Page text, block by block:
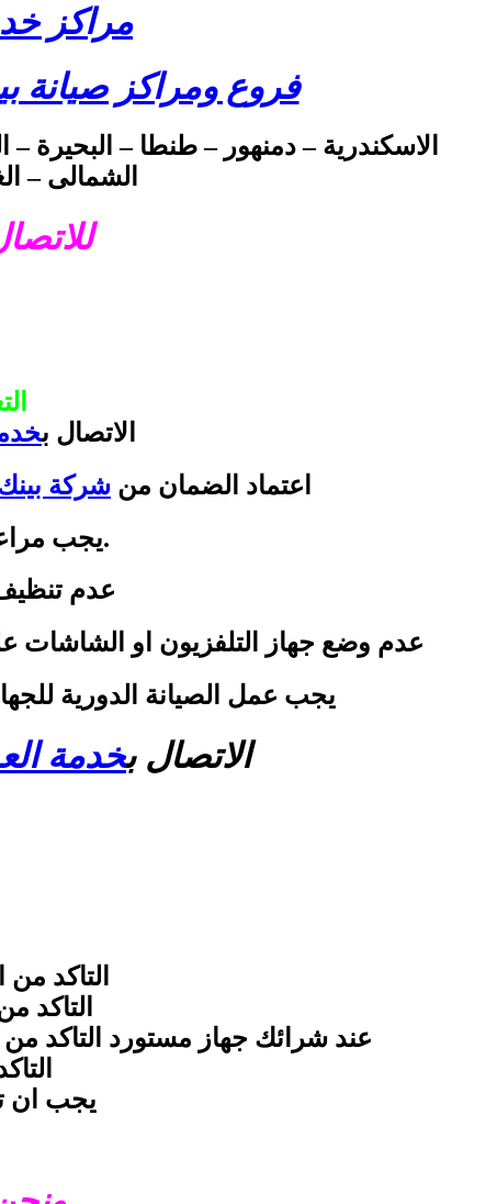
مراكز
فروع ومراكز صيانة
الاسكندرية – دمنهور – طنطا – البحيرة
الشمالى –
الاتصال ب
اعتماد الضمان من شركة
.يجب
عدم
عدم وضع جهاز التلفزيون او الشاشات
يجب عمل الصيانة الدورية
الاتصال بخدمة
التاكد
التاكد
عند شرائك جهاز مستورد التاكد
يجب ان